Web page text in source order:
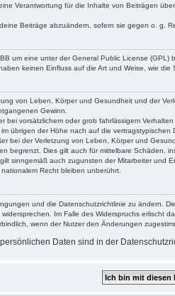
Verantwortung für die Inhalte von Beiträgen
Beiträge abzuändern, sofern sie gegen o. g.
um eine unter der General Public License
keinen Einfluss auf die Art und Weise, wie
von Leben, Körper und Gesundheit und der
Gewinn.
bei vorsätzlichem oder grob fahrlässigem
übrigen der Höhe nach auf die
bei der Verletzung von Leben, Körper und
begrenzt. Dies gilt auch für mittelbare Schäden,
sinngemäß auch zugunsten der Mitarbeiter und
Recht bleiben unberührt.
und die Datenschutzrichtlinie zu ändern.
Im Falle des Widerspruchs erlischt
wenn der Nutzer den Änderungen
Daten sind in der